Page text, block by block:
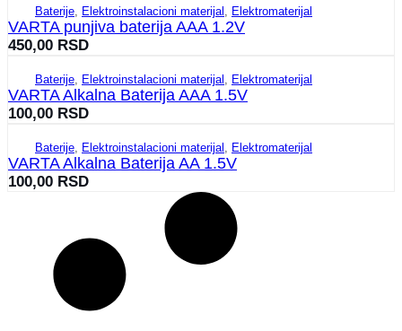
Baterije Elektroinstalacioni materijal Elektromaterijal
VARTA punjiva baterija AAA 1.2V
450,00 RSD
Baterije Elektroinstalacioni materijal Elektromaterijal
VARTA Alkalna Baterija AAA 1.5V
100,00 RSD
Baterije Elektroinstalacioni materijal Elektromaterijal
VARTA Alkalna Baterija AA 1.5V
100,00 RSD